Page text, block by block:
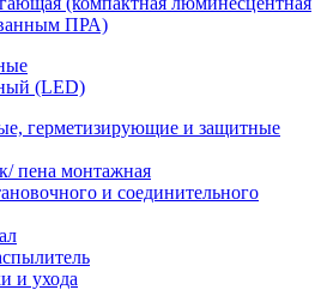
ПРА)
(LED)
герметизирующие и защитные
пена монтажная
и соединительного
и ухода